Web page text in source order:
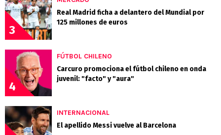
3
Real Madrid ficha a delantero del Mundial por
125 millones de euros
4
FÚTBOL CHILENO
Carcuro promociona el fútbol chileno en onda
juvenil: "facto" y "aura"
INTERNACIONAL
El apellido Messi vuelve al Barcelona